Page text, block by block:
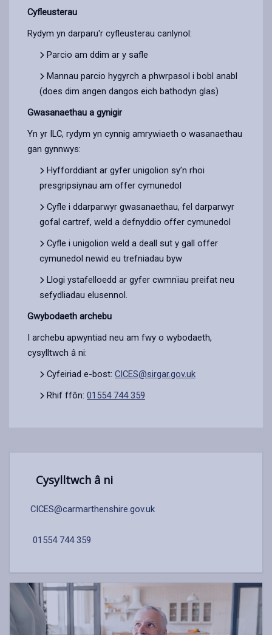
Cyfleusterau
Rydym yn darparu'r cyfleusterau canlynol:
Parcio am ddim ar y safle
Mannau parcio hygyrch a phwrpasol i bobl anabl
(does dim angen dangos eich bathodyn glas)
Gwasanaethau a gynigir
Yn yr ILC, rydym yn cynnig amrywiaeth o wasanaethau
gan gynnwys:
Hyfforddiant ar gyfer unigolion sy’n rhoi
presgripsiynau am offer cymunedol
Cyfle i ddarparwyr gwasanaethau, fel darparwyr
gofal cartref, weld a defnyddio offer cymunedol
Cyfle i unigolion weld a deall sut y gall offer
cymunedol newid eu trefniadau byw
Llogi ystafelloedd ar gyfer cwmnïau preifat neu
sefydliadau elusennol.
Gwybodaeth archebu
I archebu apwyntiad neu am fwy o wybodaeth,
cysylltwch â ni:
Cyfeiriad e-bost: CICES@sirgar.gov.uk
Rhif ffôn: 01554 744 359
Cysylltwch â ni
CICES@carmarthenshire.gov.uk
01554 744 359